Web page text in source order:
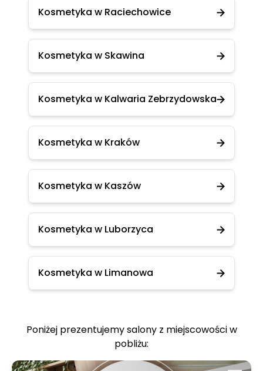
Kosmetyka w Raciechowice
Kosmetyka w Skawina
Kosmetyka w Kalwaria Zebrzydowska
Kosmetyka w Kraków
Kosmetyka w Kaszów
Kosmetyka w Luborzyca
Kosmetyka w Limanowa
Poniżej prezentujemy salony z miejscowości w
pobliżu: